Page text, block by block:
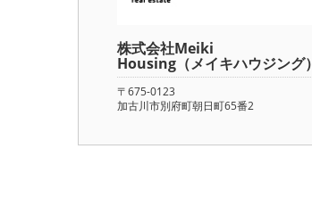
株式会社Meiki
Housing（メイキハウジング）
〒675-0123
加古川市別府町朝日町65番2